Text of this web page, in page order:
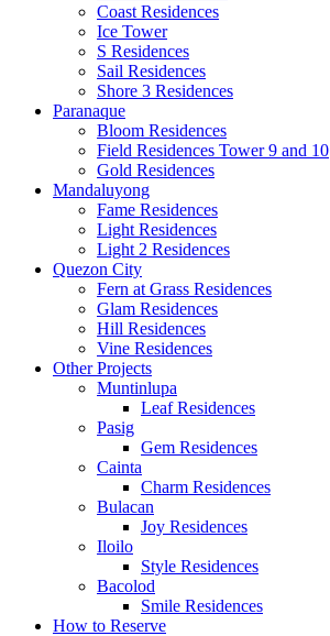
Coast Residences
Ice Tower
S Residences
Sail Residences
Shore 3 Residences
Paranaque
Bloom Residences
Field Residences Tower 9 and 10
Gold Residences
Mandaluyong
Fame Residences
Light Residences
Light 2 Residences
Quezon City
Fern at Grass Residences
Glam Residences
Hill Residences
Vine Residences
Other Projects
Muntinlupa
Leaf Residences
Pasig
Gem Residences
Cainta
Charm Residences
Bulacan
Joy Residences
Iloilo
Style Residences
Bacolod
Smile Residences
How to Reserve